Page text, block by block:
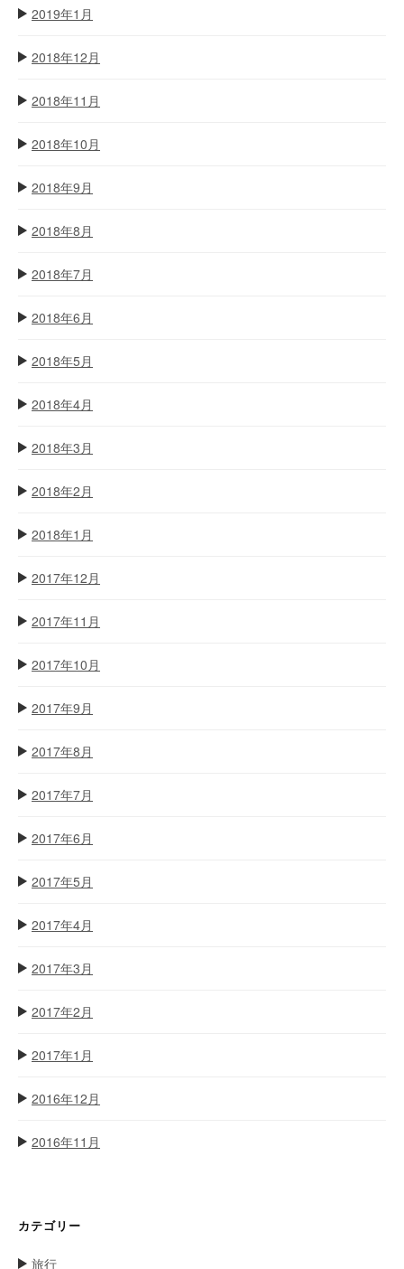
2019年1月
2018年12月
2018年11月
2018年10月
2018年9月
2018年8月
2018年7月
2018年6月
2018年5月
2018年4月
2018年3月
2018年2月
2018年1月
2017年12月
2017年11月
2017年10月
2017年9月
2017年8月
2017年7月
2017年6月
2017年5月
2017年4月
2017年3月
2017年2月
2017年1月
2016年12月
2016年11月
カテゴリー
旅行